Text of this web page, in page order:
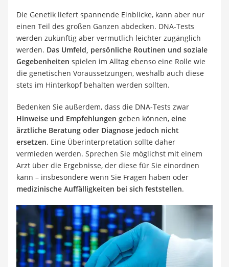
Die Genetik liefert spannende Einblicke, kann aber nur
einen Teil des großen Ganzen abdecken. DNA-Tests
werden zukünftig aber vermutlich leichter zugänglich
werden. Das Umfeld, persönliche Routinen und soziale
Gegebenheiten spielen im Alltag ebenso eine Rolle wie
die genetischen Voraussetzungen, weshalb auch diese
stets im Hinterkopf behalten werden sollten.
Bedenken Sie außerdem, dass die DNA-Tests zwar
Hinweise und Empfehlungen geben können, eine
ärztliche Beratung oder Diagnose jedoch nicht
ersetzen. Eine Überinterpretation sollte daher
vermieden werden. Sprechen Sie möglichst mit einem
Arzt über die Ergebnisse, der diese für Sie einordnen
kann – insbesondere wenn Sie Fragen haben oder
medizinische Auffälligkeiten bei sich feststellen.